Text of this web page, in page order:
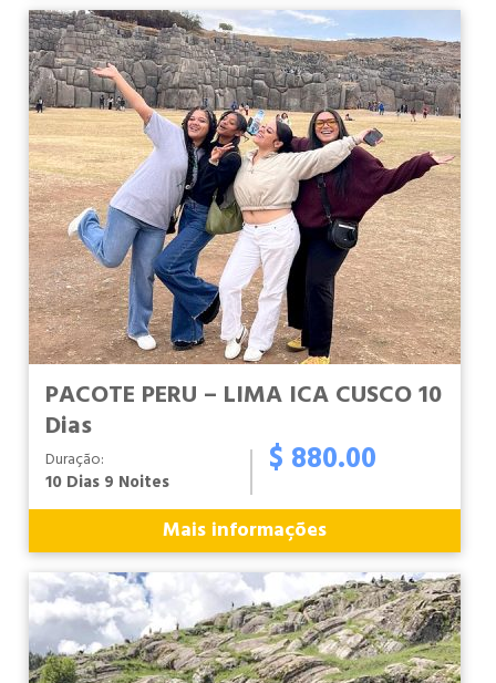
PACOTE PERU – LIMA ICA CUSCO 10
Dias
Duração:
10 Dias 9 Noites $ 880.00
Mais informações